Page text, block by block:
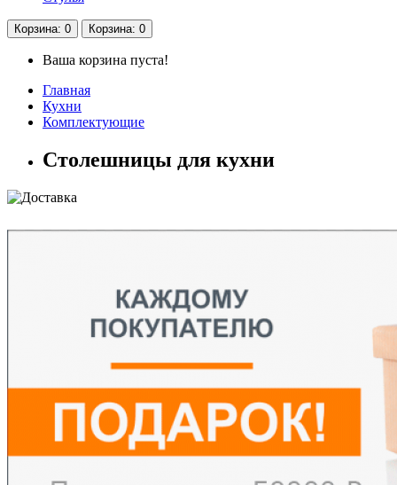
Корзина: 0 Корзина: 0
Ваша корзина пуста!
Главная
Кухни
Комплектующие
Столешницы для кухни